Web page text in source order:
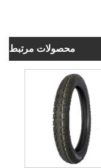
محصولات مرتبط